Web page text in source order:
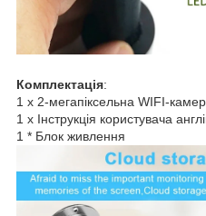
Комплектація:
1 х 2-мегапіксельна WIFI-
1 х Інструкція користувача
1 * Блок живлення